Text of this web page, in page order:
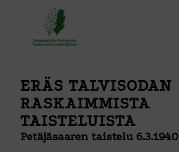
ERÄS TALVISODAN
RASKAIMMISTA
TAISTELUISTA
Petäjäsaaren taistelu 6.3.1940